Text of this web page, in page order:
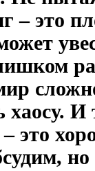
– это
И
это
но